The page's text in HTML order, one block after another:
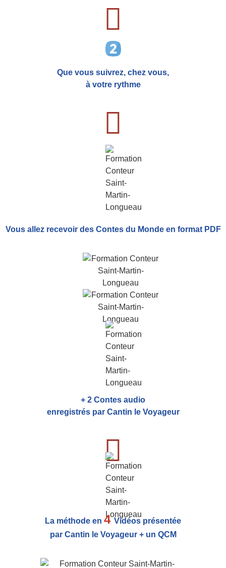
Que vous suivrez, chez vous,
à votre rythme
Vous allez recevoir des Contes du Monde en format PDF
+ 2 Contes audio
enregistrés par Cantin le Voyageur
La méthode en 4Vidéos présentée
par Cantin le Voyageur + un QCM